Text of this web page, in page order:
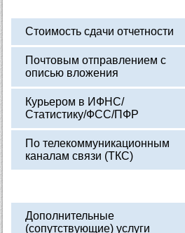
Стоимость сдачи отчетности
Почтовым отправлением с
описью вложения
Курьером в ИФНС/
Статистику/ФСС/ПФР
По телекоммуникационным
каналам связи (ТКС)
Дополнительные
(сопутствующие) услуги